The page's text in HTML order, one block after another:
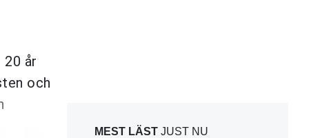
år
och
MEST LÄST JUST NU